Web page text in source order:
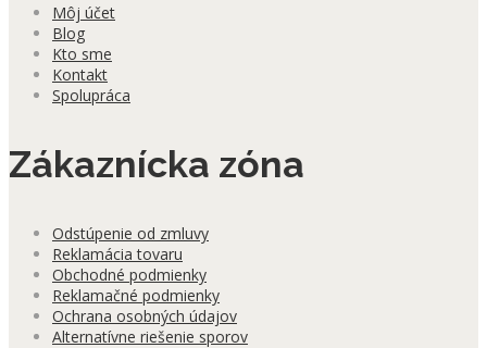
Môj účet
Blog
Kto sme
Kontakt
Spolupráca
Zákaznícka zóna
Odstúpenie od zmluvy
Reklamácia tovaru
Obchodné podmienky
Reklamačné podmienky
Ochrana osobných údajov
Alternatívne riešenie sporov